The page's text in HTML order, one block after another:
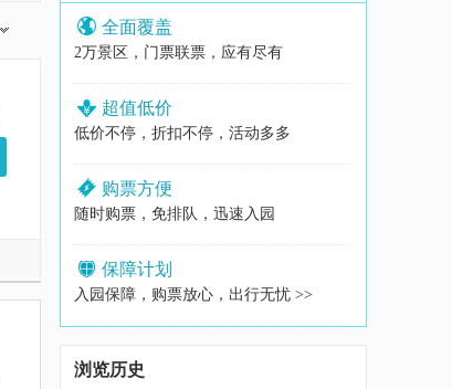
全面覆盖
2万景区，门票联票，应有尽有
超值低价
低价不停，折扣不停，活动多多
购票方便
随时购票，免排队，迅速入园
保障计划
入园保障，购票放心，出行无忧 >>
浏览历史